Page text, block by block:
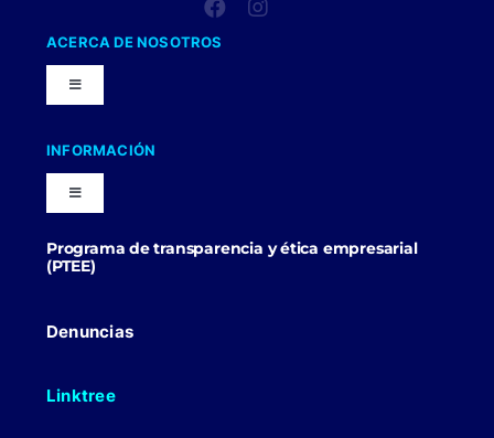
ACERCA DE NOSOTROS
Toggle
Navigation
Nuestra Compañia
Trabaja con nosotros
INFORMACIÓN
Toggle
Navigation
Blog
Politicas Comerciales
Programa de transparencia y ética empresarial
(PTEE)
Denuncias
Linktree